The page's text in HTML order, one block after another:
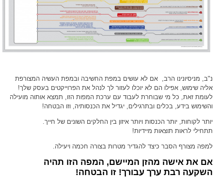
נ"ב, מניסיונינו הרב, אם לא עושים במפת החשיבה ובמפת העשיה המצורפת
אליה שימוש, אפילו הם לא יוכלו לעזור לך לנהל את הפרוייקטים בעסק שלך!
לעומת זאת, כל מי שבוחרת לעבוד עם ערכת המפות הזו, תמצא אותוה מועילה
והשימוש בידע, בכלים ובתרגילים, יגדיל את הכנסותיה, וזו הבטחה!
יותר לקוחות, יותר הכנסות ויותר איזון בין החלקים השונים של חייך.
תתחילי לראות תוצאות מיידיות!
למפה מצורף הסבר כיצד להגדיר מטרות בצורה חכמה ויעילה.
אם את אישה מהזן המיישם, המפה הזו תהיה
השקעה רבת ערך עבורך! זו הבטחה!